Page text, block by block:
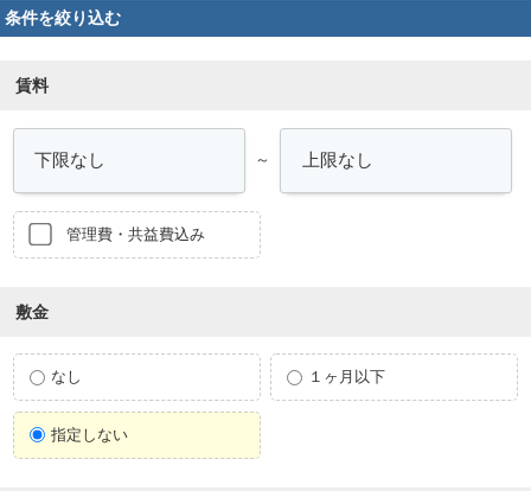
条件を絞り込む
賃料
～
管理費・共益費込み
敷金
なし １ヶ月以下
指定しない